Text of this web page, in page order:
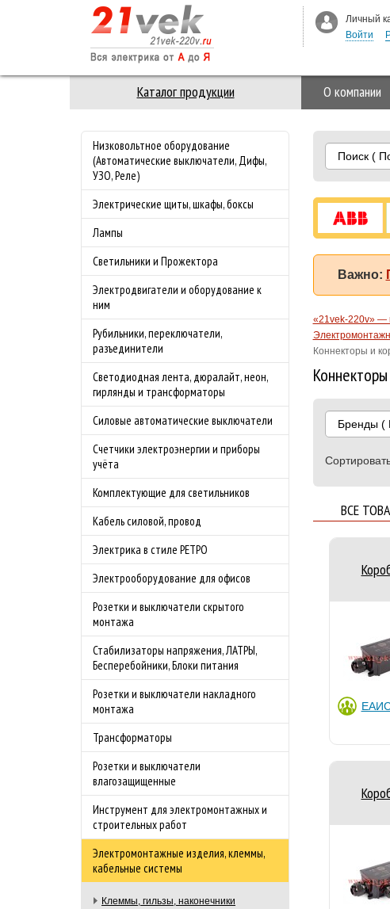
Каталог продукции О компании
Низковольтное оборудование
(Автоматические выключатели, Дифы,
УЗО, Реле)
Электрические щиты, шкафы, боксы
Лампы
Светильники и Прожектора
Электродвигатели и оборудование к
ним
Рубильники, переключатели,
разъединители
Светодиодная лента, дюралайт, неон,
гирлянды и трансформаторы
Силовые автоматические выключатели
Счетчики электроэнергии и приборы
учёта
Комплектующие для светильников
Кабель силовой, провод
Электрика в стиле РЕТРО
Электрооборудование для офисов
Розетки и выключатели скрытого
монтажа
Стабилизаторы напряжения, ЛАТРЫ,
Бесперебойники, Блоки питания
Розетки и выключатели накладного
монтажа
Трансформаторы
Розетки и выключатели
влагозащищенные
Инструмент для электромонтажных и
строительных работ
Электромонтажные изделия, клеммы,
кабельные системы
Клеммы, гильзы, наконечники
Поиск(
Важно:
«21vek-220v» —
Коннекторы и
Бренды(
ВСЕ
Личный
Войти